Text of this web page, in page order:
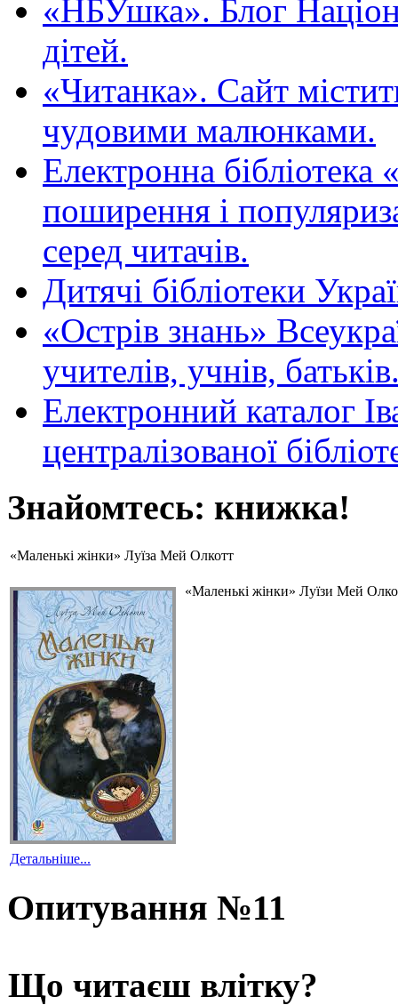
«НБУшка». Блог
дітей.
«Читанка». Сайт
чудовими малюнками.
Електронна
поширення і
серед читачів.
Дитячі бібліотеки
«Острів знань»
учителів, учнів,
Електронний каталог
централізованої
Знайомтесь: книжка!
«Маленькі жінки» Луїза Мей Олкотт
«Маленькі жінки» Луїзи Мей
Детальніше...
Опитування №11
Що читаєш влітку?